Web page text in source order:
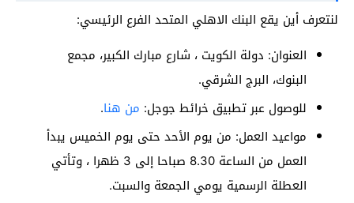
لنتعرف أين يقع البنك الاهلي المتحد الفرع الرئيسي:
العنوان: دولة الكويت ، شارع مبارك الكبير، مجمع
البنوك، البرج الشرقي.
للوصول عبر تطبيق خرائط جوجل: من هنا.
مواعيد العمل: من يوم الأحد حتى يوم الخميس يبدأ
العمل من الساعة 8.30 صباحا إلى 3 ظهرا ، وتأتي
العطلة الرسمية يومي الجمعة والسبت.